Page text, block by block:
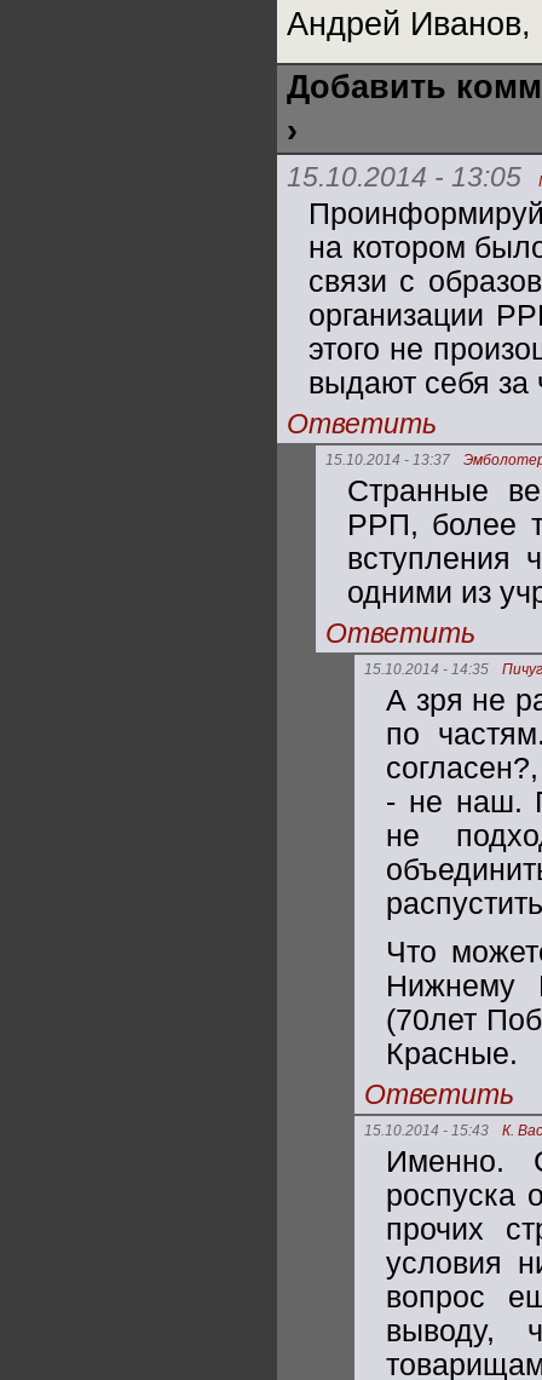
Андрей
Добавить
›
15.10.2014 - 13:05
на котором
связи с
организации
этого не
выдают себя
Ответить
15.10.2014 - 13:37
Странные
РРП, более
одними из
Ответить
15.10.2014 - 14:35
А зря не
по
- не наш.
не
Что
Нижнему
(70лет
Красные.
Ответить
15.10.2014 - 15:43 К.
Именно.
прочих
условия
вопрос
выводу,